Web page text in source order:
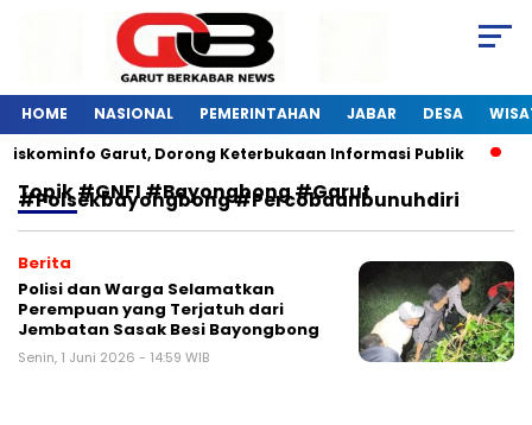
HOME NASIONAL PEMERINTAHAN JABAR DESA
Garut, Dorong Keterbukaan Informasi Publik
Topik#GNFI #Bayongbong #garut
#polsekbayongbong #percobaanbunuhdiri
Berita
Polisi dan Warga Selamatkan
Perempuan yang Terjatuh dari
Jembatan Sasak Besi Bayongbong
Senin, 1 Juni 2026 - 14:59 WIB